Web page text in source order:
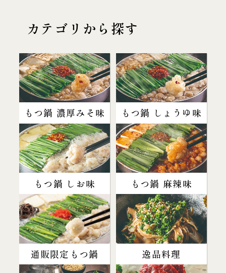
カテゴリから探す
もつ鍋 濃厚みそ味 もつ鍋 しょうゆ味
もつ鍋 しお味 もつ鍋 麻辣味
通販限定もつ鍋 逸品料理